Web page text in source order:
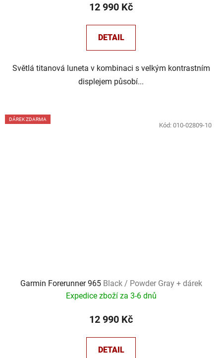
12 990 Kč
DETAIL
Světlá titanová luneta v kombinaci s velkým kontrastním
displejem působí...
DÁREK ZDARMA
Garmin Forerunner 965 Black / Powder Gray + dárek
Expedice zboží za 3-6 dnů
12 990 Kč
DETAIL
Kód: 010-02809-10